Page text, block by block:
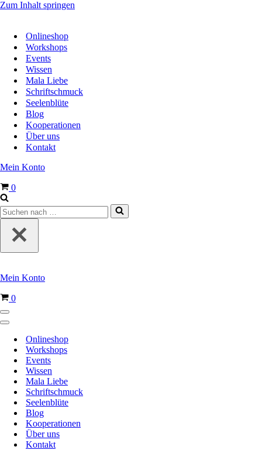
Zum Inhalt springen
Onlineshop
Workshops
Events
Wissen
Mala Liebe
Schriftschmuck
Seelenblüte
Blog
Kooperationen
Über uns
Kontakt
Mein Konto
Warenkorb
0
Suchen
nach …
Mein Konto
Warenkorb
0
Navigationsmenü
Navigationsmenü
Onlineshop
Workshops
Events
Wissen
Mala Liebe
Schriftschmuck
Seelenblüte
Blog
Kooperationen
Über uns
Kontakt